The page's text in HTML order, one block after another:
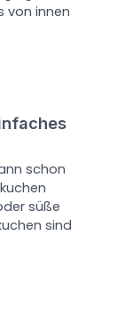
von innen
schon
süße
sind